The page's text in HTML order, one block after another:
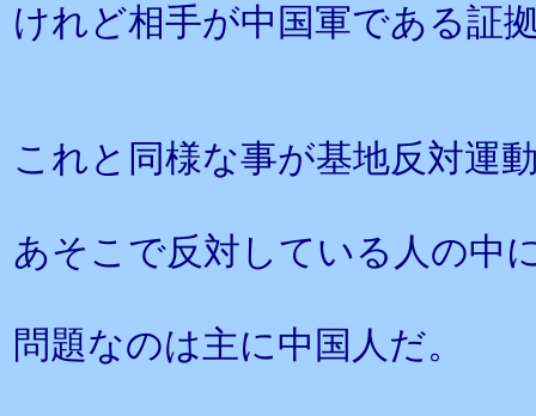
けれど相手が中国軍である証
これと同様な事が基地反対運
あそこで反対している人の中
問題なのは主に中国人だ。